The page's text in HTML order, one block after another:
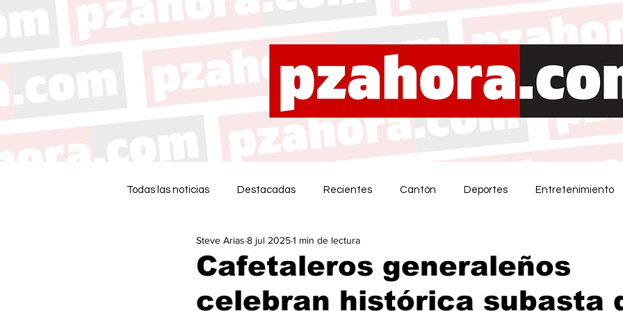
Todas las noticias Destacadas Recientes Cantón Deportes Entretenimiento
Cafetaleros generaleños
celebran histórica subasta
Steve Arias 8 jul 20251 min de lectura